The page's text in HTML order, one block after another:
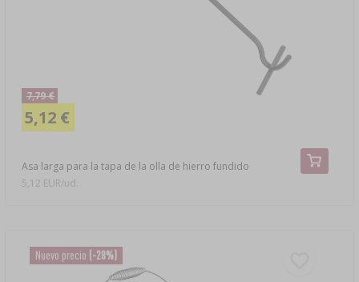
Asa larga para la tapa de la olla de hierro fundido
7,79 €
5,12 €
5,12 EUR/ud.
Nuevo precio (-28%)